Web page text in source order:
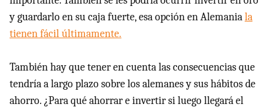
y guardarlo en su caja fuerte, esa opción en Alemaniala
tienen fácil últimamente.
También hay que tener en cuenta las consecuencias que
tendría a largo plazo sobre los alemanes y sus hábitos de
ahorro. ¿Para qué ahorrar e invertir si luego llegará el